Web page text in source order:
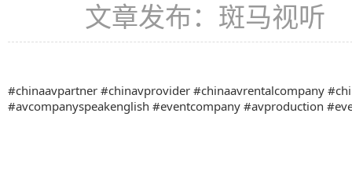
文章发布：斑马视
#chinaavpartner #chinavprovider #chinaavrentalcompany
#avcompanyspeakenglish #eventcompany #avproduction